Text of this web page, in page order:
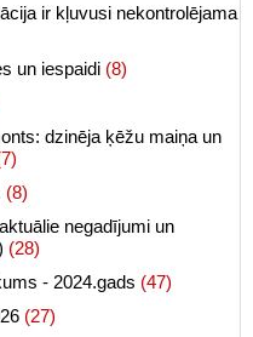
ir kļuvusi nekontrolējama
un iespaidi (8)
dzinēja ķēžu maiņa un
(8)
negadījumi un
(28)
- 2024.gads (47)
(27)